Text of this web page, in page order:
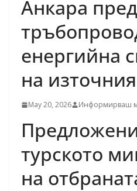
Анкара
енергийна
на
May 20, 2026 Информирваш
турското
на